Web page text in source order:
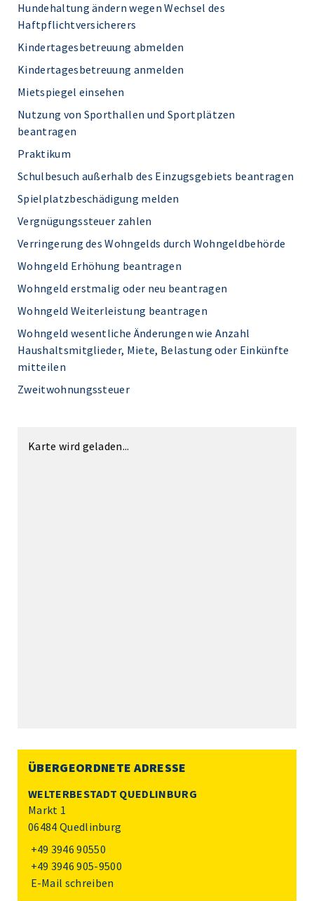
Hundehaltung ändern wegen Wechsel des
Haftpflichtversicherers
Kindertagesbetreuung abmelden
Kindertagesbetreuung anmelden
Mietspiegel einsehen
Nutzung von Sporthallen und Sportplätzen
beantragen
Praktikum
Schulbesuch außerhalb des Einzugsgebiets beantragen
Spielplatzbeschädigung melden
Vergnügungssteuer zahlen
Verringerung des Wohngelds durch Wohngeldbehörde
Wohngeld Erhöhung beantragen
Wohngeld erstmalig oder neu beantragen
Wohngeld Weiterleistung beantragen
Wohngeld wesentliche Änderungen wie Anzahl
Haushaltsmitglieder, Miete, Belastung oder Einkünfte
mitteilen
Zweitwohnungssteuer
Karte wird geladen...
ÜBERGEORDNETE ADRESSE
WELTERBESTADT QUEDLINBURG
Markt 1
06484 Quedlinburg
+49 3946 90550
+49 3946 905-9500
E-Mail schreiben